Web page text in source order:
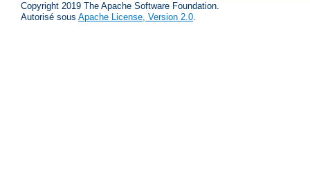
Copyright 2019 The Apache Software Foundation.
Autorisé sous Apache License, Version 2.0.